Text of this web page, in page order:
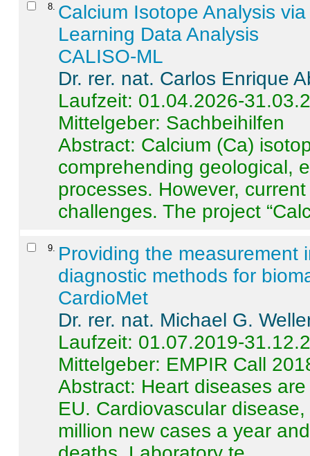
8 Calcium Isotope Analysis
Learning Data Analysis
CALISO-ML
Dr. rer. nat. Carlos Enrique
Laufzeit: 01.04.2026-
Mittelgeber: Sachbeihilfen
Abstract: Calcium (Ca)
comprehending geological,
processes. However,
challenges. The project
9
Providing the measurement
diagnostic methods for
CardioMet
Dr. rer. nat. Michael G.
Laufzeit: 01.07.2019-
Mittelgeber: EMPIR Call
Abstract: Heart diseases
EU. Cardiovascular
million new cases a year